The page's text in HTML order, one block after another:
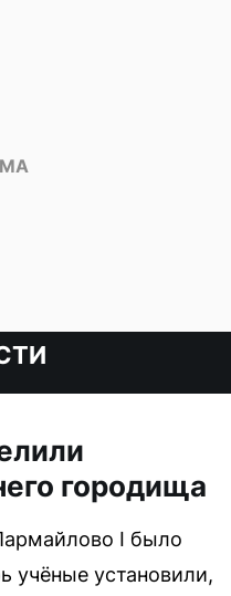
городища
I было
учёные установили,